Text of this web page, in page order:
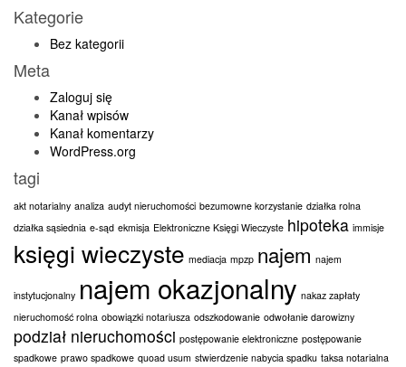
Kategorie
Bez kategorii
Meta
Zaloguj się
Kanał wpisów
Kanał komentarzy
WordPress.org
tagi
akt notarialny analiza audyt nieruchomości bezumowne korzystanie działka rolna
działka sąsiednia e-sąd ekmisja Elektroniczne Księgi Wieczyste hipoteka immisje
księgi wieczyste mediacja mpzp najem najem
instytucjonalny najem okazjonalny nakaz zapłaty
nieruchomość rolna obowiązki notariusza odszkodowanie odwołanie darowizny
podział nieruchomości postępowanie elektroniczne postępowanie
spadkowe prawo spadkowe quoad usum stwierdzenie nabycia spadku taksa notarialna